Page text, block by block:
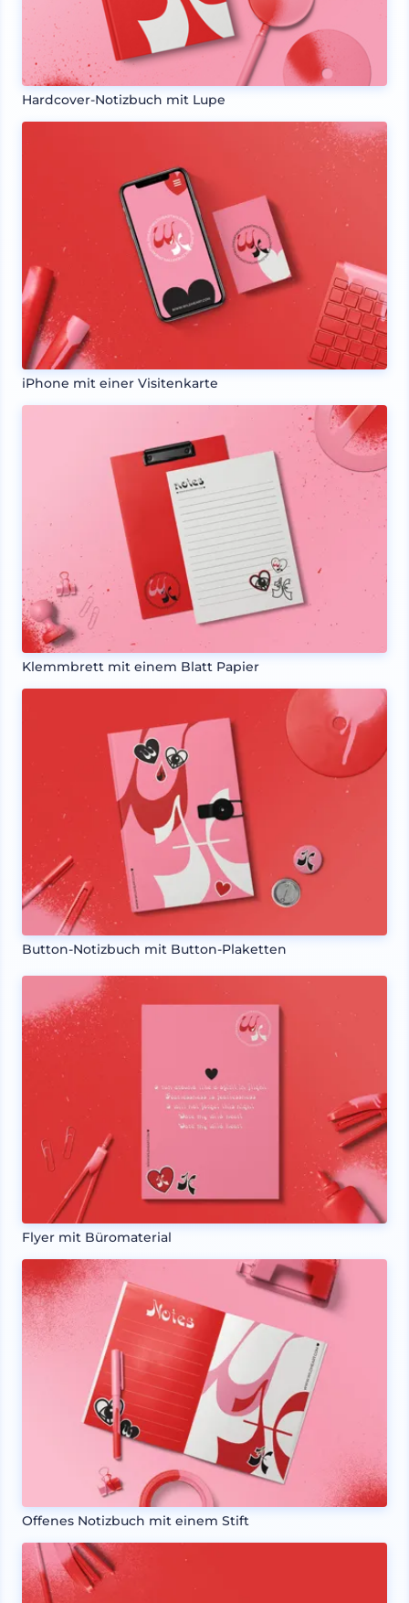
Hardcover-Notizbuch mit Lupe
iPhone mit einer Visitenkarte
Klemmbrett mit einem Blatt Papier
Button-Notizbuch mit Button-Plaketten
Flyer mit Büromaterial
Offenes Notizbuch mit einem Stift